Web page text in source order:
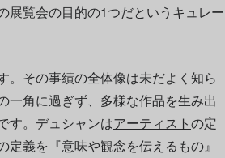
展覧会の目的の1つだというキュレー
。その事績の全体像は未だよく知ら
一角に過ぎず、多様な作品を生み出
す。デュシャンはアーティストの定
義を『意味や観念を伝えるもの』